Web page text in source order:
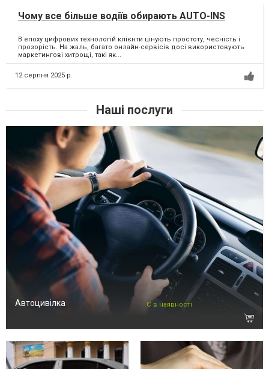
Чому все більше водіїв обирають AUTO-INS
В епоху цифрових технологій клієнти цінують простоту, чесність і
прозорість. На жаль, багато онлайн-сервісів досі використовують
маркетингові хитрощі, такі як...
12 серпня 2025 р.
Наші послуги
Автоцивілка Є в наявності